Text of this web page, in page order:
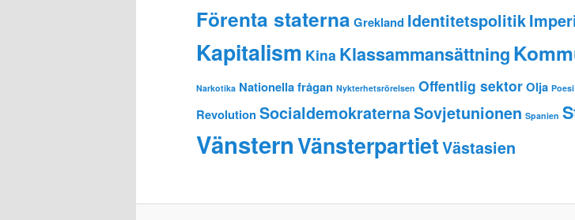
Förenta staterna Grekland Identitetspolitik
Kapitalism Kina Klassammansättning
Narkotika Nationella frågan Nykterhetsrörelsen Offentlig sektorOlja Poesi
Revolution SocialdemokraternaSovjetunionen Spanien
VänsternVänsterpartietVästasien